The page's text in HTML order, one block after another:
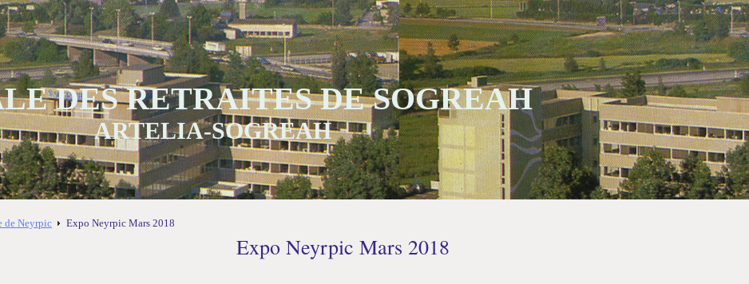
DES RETRAITES DE SOGREAH
ARTELIA-SOGREAH
de Neyrpic Expo Neyrpic Mars 2018
Expo Neyrpic Mars 2018